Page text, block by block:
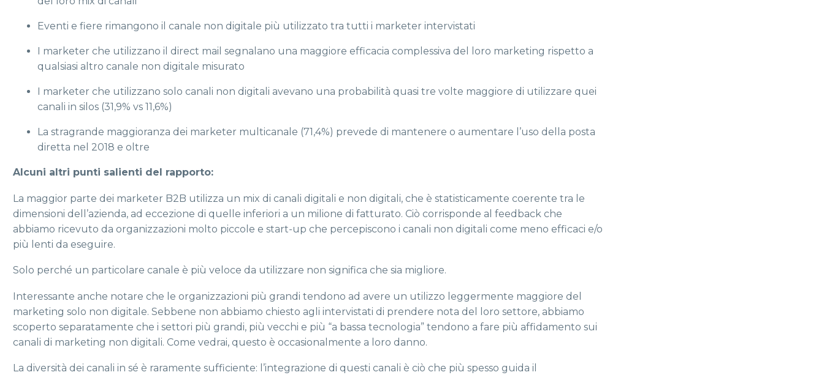
Eventi e fiere rimangono il canale non digitale più utilizzato tra tutti i marketer intervistati
I marketer che utilizzano il direct mail segnalano una maggiore efficacia complessiva del loro marketing rispetto a
qualsiasi altro canale non digitale misurato
I marketer che utilizzano solo canali non digitali avevano una probabilità quasi tre volte maggiore di utilizzare quei
canali in silos (31,9% vs 11,6%)
La stragrande maggioranza dei marketer multicanale (71,4%) prevede di mantenere o aumentare l’uso della posta
diretta nel 2018 e oltre
Alcuni altri punti salienti del rapporto:
La maggior parte dei marketer B2B utilizza un mix di canali digitali e non digitali, che è statisticamente coerente tra le
dimensioni dell’azienda, ad eccezione di quelle inferiori a un milione di fatturato. Ciò corrisponde al feedback che
abbiamo ricevuto da organizzazioni molto piccole e start-up che percepiscono i canali non digitali come meno efficaci e/o
più lenti da eseguire.
Solo perché un particolare canale è più veloce da utilizzare non significa che sia migliore.
Interessante anche notare che le organizzazioni più grandi tendono ad avere un utilizzo leggermente maggiore del
marketing solo non digitale. Sebbene non abbiamo chiesto agli intervistati di prendere nota del loro settore, abbiamo
scoperto separatamente che i settori più grandi, più vecchi e più “a bassa tecnologia” tendono a fare più affidamento sui
canali di marketing non digitali. Come vedrai, questo è occasionalmente a loro danno.
La diversità dei canali in sé è raramente sufficiente: l’integrazione di questi canali è ciò che più spesso guida il